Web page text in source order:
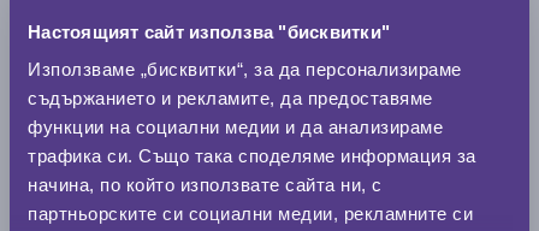
Настоящият сайт използва "бисквитки"
Използваме „бисквитки“, за да персонализираме
съдържанието и рекламите, да предоставяме
функции на социални медии и да анализираме
трафика си. Също така споделяме информация за
начина, по който използвате сайта ни, с
партньорските си социални медии, рекламните си
Нов размер